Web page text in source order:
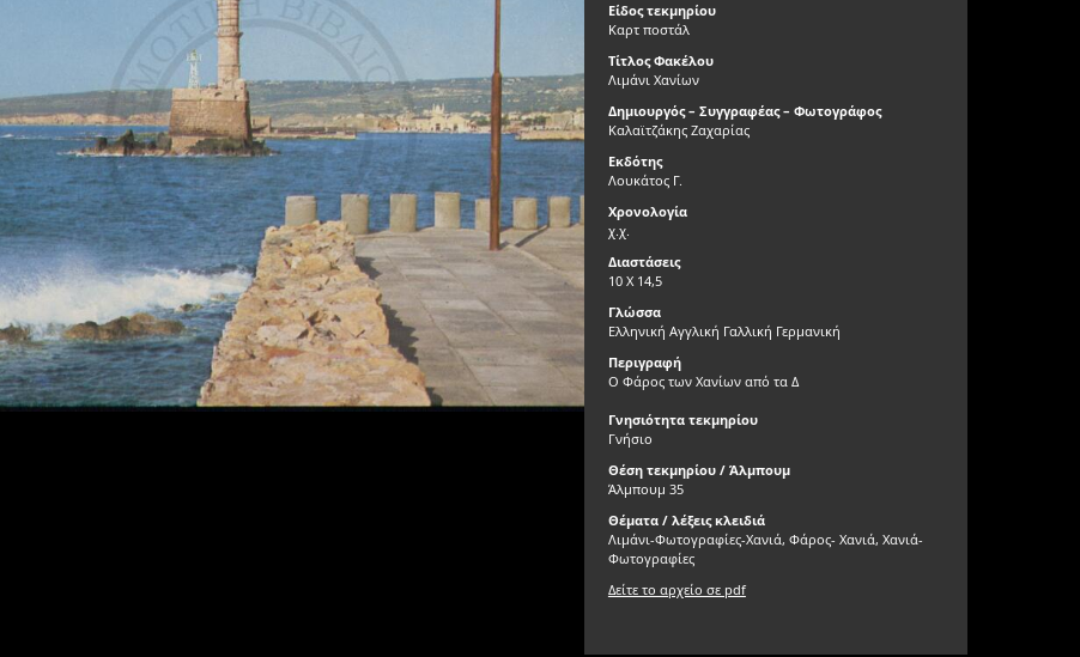
Είδος τεκμηρίου
Καρτ ποστάλ
Τίτλος Φακέλου
Λιμάνι Χανίων
Δημιουργός – Συγγραφέας – Φωτογράφος
Καλαϊτζάκης Ζαχαρίας
Εκδότης
Λουκάτος Γ.
Χρονολογία
χ.χ.
Διαστάσεις
10 Χ 14,5
Γλώσσα
Ελληνική Αγγλική Γαλλική Γερμανική
Περιγραφή
Ο Φάρος των Χανίων από τα Δ
Γνησιότητα τεκμηρίου
Γνήσιο
Θέση τεκμηρίου / Άλμπουμ
Άλμπουμ 35
Θέματα / λέξεις κλειδιά
Λιμάνι-Φωτογραφίες-Χανιά, Φάρος- Χανιά, Χανιά-
Φωτογραφίες
Δείτε το αρχείο σε pdf